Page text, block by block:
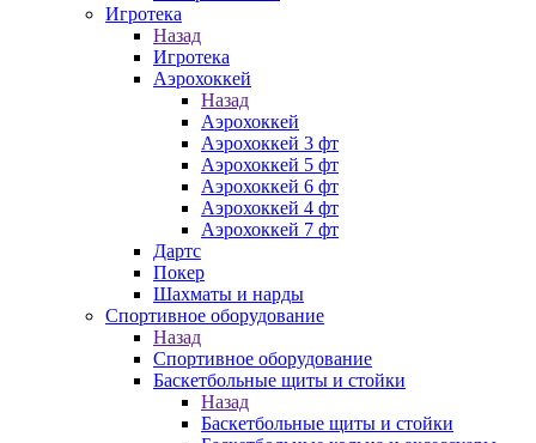
Игротека
Назад
Игротека
Аэрохоккей
Назад
Аэрохоккей
Аэрохоккей 3 фт
Аэрохоккей 5 фт
Аэрохоккей 6 фт
Аэрохоккей 4 фт
Аэрохоккей 7 фт
Дартс
Покер
Шахматы и нарды
Спортивное оборудование
Назад
Спортивное оборудование
Баскетбольные щиты и стойки
Назад
Баскетбольные щиты и стойки